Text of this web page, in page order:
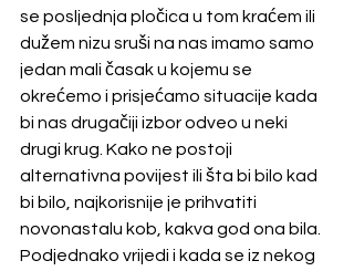
se posljednja pločica u tom kraćem ili
dužem nizu sruši na nas imamo samo
jedan mali časak u kojemu se
okrećemo i prisjećamo situacije kada
bi nas drugačiji izbor odveo u neki
drugi krug. Kako ne postoji
alternativna povijest ili šta bi bilo kad
bi bilo, najkorisnije je prihvatiti
novonastalu kob, kakva god ona bila.
Podjednako vrijedi i kada se iz nekog